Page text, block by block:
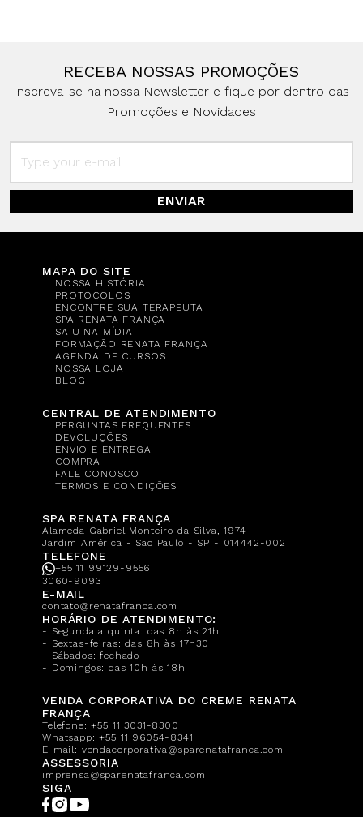
RECEBA NOSSAS PROMOÇÕES
Inscreva-se na nossa Newsletter e fique por dentro das
Promoções e Novidades
ENVIAR
MAPA DO SITE
NOSSA HISTÓRIA
PROTOCOLOS
ENCONTRE SUA TERAPEUTA
SPA RENATA FRANÇA
SAIU NA MÍDIA
FORMAÇÃO RENATA FRANÇA
AGENDA DE CURSOS
NOSSA LOJA
BLOG
CENTRAL DE ATENDIMENTO
PERGUNTAS FREQUENTES
DEVOLUÇÕES
ENVIO E ENTREGA
COMPRA
FALE CONOSCO
TERMOS E CONDIÇÕES
SPA RENATA FRANÇA
Alameda Gabriel Monteiro da Silva, 1974
Jardim América - São Paulo - SP - 014442-002
TELEFONE
+55 11 99129-9556
3060-9093
E-MAIL
contato@renatafranca.com
HORÁRIO DE ATENDIMENTO:
- Segunda a quinta: das 8h às 21h
- Sextas-feiras: das 8h às 17h30
- Sábados: fechado
- Domingos: das 10h às 18h
VENDA CORPORATIVA DO CREME RENATA
FRANÇA
Telefone:+55 11 3031-8300
Whatsapp:+55 11 96054-8341
E-mail: vendacorporativa@sparenatafranca.com
ASSESSORIA
imprensa@sparenatafranca.com
SIGA